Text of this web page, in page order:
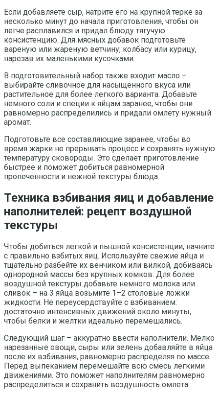
Если добавляете сыр, натрите его на крупной терке за
несколько минут до начала приготовления, чтобы он
легче расплавился и придал блюду тягучую
консистенцию. Для мясных добавок подготовьте
вареную или жареную ветчину, колбасу или курицу,
нарезав их маленькими кусочками.
В подготовительный набор также входит масло –
выбирайте сливочное для насыщенного вкуса или
растительное для более легкого варианта. Добавьте
немного соли и специи к яйцам заранее, чтобы они
равномерно распределились и придали омлету нужный
аромат.
Подготовьте все составляющие заранее, чтобы во
время жарки не прерывать процесс и сохранять нужную
температуру сковороды. Это сделает приготовление
быстрее и поможет добиться равномерной
пропеченности и нежной текстуры блюда.
Техника взбивания яиц и добавление
наполнителей: рецепт воздушной
текстуры
Чтобы добиться легкой и пышной консистенции, начните
с правильно взбитых яиц. Используйте свежие яйца и
тщательно разбейте их венчиком или вилкой, добиваясь
однородной массы без крупных комков. Для более
воздушной текстуры добавьте немного молока или
сливок – на 3 яйца возьмите 1–2 столовые ложки
жидкости. Не переусердствуйте с взбиванием:
достаточно интенсивных движений около минуты,
чтобы белки и желтки идеально перемешались.
Следующий шаг – аккуратно ввести наполнители. Мелко
нарезанные овощи, сыры или зелень добавляйте в яйца
после их взбивания, равномерно распределяя по массе.
Перед выпеканием перемешайте всю смесь легкими
движениями. Это поможет наполнителям равномерно
распределиться и сохранить воздушность омлета.